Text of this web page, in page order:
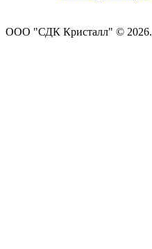
ООО "СДК Кристалл" © 2026.